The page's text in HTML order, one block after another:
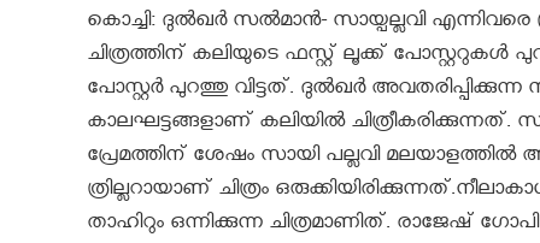
കൊച്ചി: ദുല്‍ഖര്‍ സല്‍മാന്‍- സായ്പല്ലവി എന്നിവരെ
ചിത്രത്തിന് കലിയുടെ ഫസ്റ്റ് ലൂക്ക്
പോസ്റ്റര്‍ പുറത്തു വിട്ടത്. ദുല്‍ഖര്‍
കാലഘട്ടങ്ങളാണ് കലിയില്‍
പ്രേമത്തിന് ശേഷം സായി പല്ലവി
ത്രില്ലറായാണ് ചിത്രം
താഹിറും ഒന്നിക്കുന്ന ചിത്രമാണിത്. രാജേഷ്